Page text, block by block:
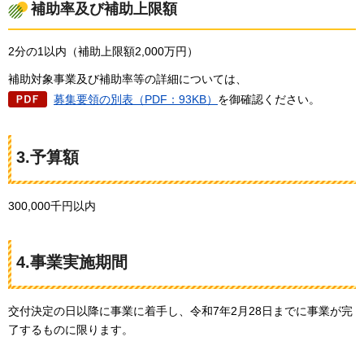
補助率及び補助上限額
2分の1以内（補助上限額2,000万円）
補助対象事業及び補助率等の詳細については、
募集要領の別表（PDF：93KB） を御確認ください。
3.予算額
300,000千円以内
4.事業実施期間
交付決定の日以降に事業に着手し、令和7年2月28日までに事業が完
了するものに限ります。